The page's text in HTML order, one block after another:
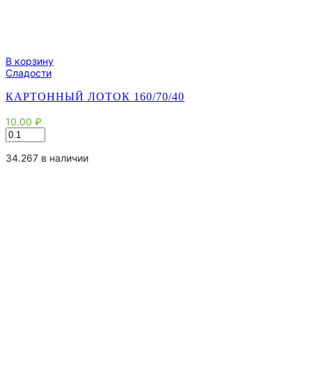
В корзину
Сладости
КАРТОННЫЙ ЛОТОК 160/70/40
10.00 ₽
Количество
товара
Картонный
34.267 в наличии